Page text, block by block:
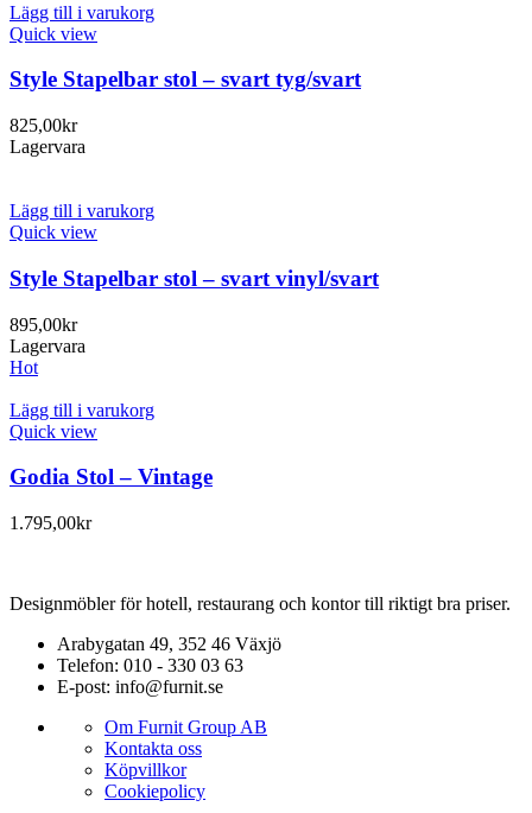
Lägg till i varukorg
Quick view
Style Stapelbar stol – svart tyg/svart
825,00kr
Lagervara
Lägg till i varukorg
Quick view
Style Stapelbar stol – svart vinyl/svart
895,00kr
Lagervara
Hot
Lägg till i varukorg
Quick view
Godia Stol – Vintage
1.795,00kr
Designmöbler för hotell, restaurang och kontor till riktigt bra priser.
Arabygatan 49, 352 46 Växjö
Telefon: 010 - 330 03 63
E-post: info@furnit.se
Om Furnit Group AB
Kontakta oss
Köpvillkor
Cookiepolicy